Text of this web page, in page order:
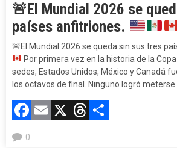
🚨 El Mundial 2026 se
países anfitriones.
🚨El Mundial 2026 se queda sin sus tres
Por primera vez en la historia de la
sedes, Estados Unidos, México y Canadá
los octavos de final. Ninguno logró meterse…
Facebook
Email
X Threads
0